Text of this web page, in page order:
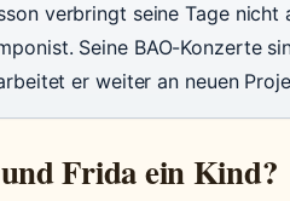
verbringt seine Tage
Seine BAO-Konzerte
er weiter an neuen
Frida ein Kind?